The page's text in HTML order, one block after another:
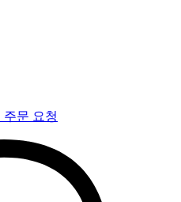
주문 요청